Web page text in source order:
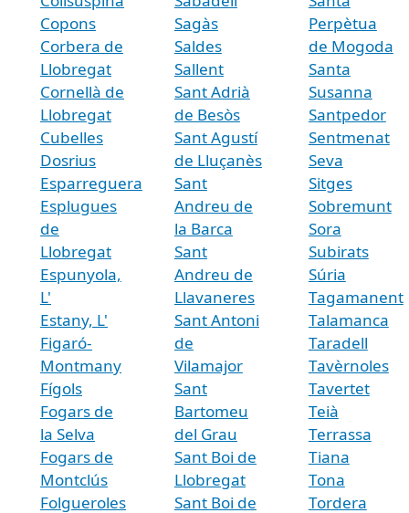
Copons
Corbera de
Llobregat
Cornellà de
Llobregat
Cubelles
Dosrius
Esparreguera
Esplugues
de
Llobregat
Espunyola,
L'
Estany, L'
Figaró-
Montmany
Fígols
Fogars de
la Selva
Fogars de
Montclús
Folgueroles
Sagàs
Saldes
Sallent
Sant Adrià
de Besòs
Sant Agustí
de Lluçanès
Sant
Andreu de
la Barca
Sant
Andreu de
Llavaneres
Sant Antoni
de
Vilamajor
Sant
Bartomeu
del Grau
Sant Boi de
Llobregat
Sant Boi de
Perpètua
de Mogoda
Santa
Susanna
Santpedor
Sentmenat
Seva
Sitges
Sobremunt
Sora
Subirats
Súria
Tagamanent
Talamanca
Taradell
Tavèrnoles
Tavertet
Teià
Terrassa
Tiana
Tona
Tordera